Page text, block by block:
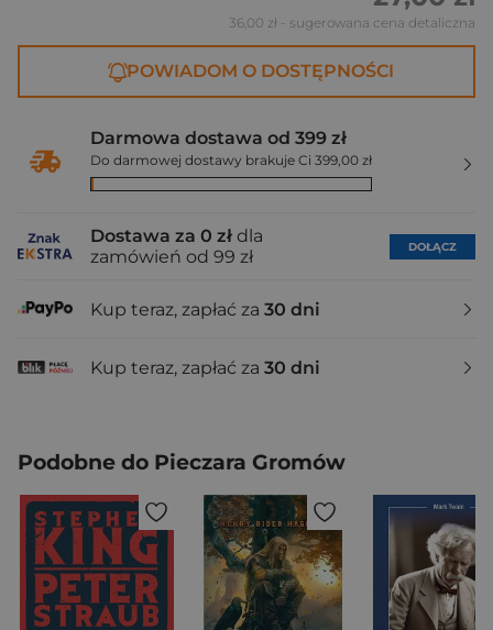
36,00 zł - sugerowana cena detaliczna
POWIADOM O DOSTĘPNOŚCI
Darmowa dostawa od 399 zł
Do darmowej dostawy brakuje Ci 399,00 zł
Dostawa za 0 zł dla
zamówień od 99 zł
DOŁĄCZ
Kup teraz, zapłać za 30 dni
Kup teraz, zapłać za 30 dni
Podobne do Pieczara Gromów